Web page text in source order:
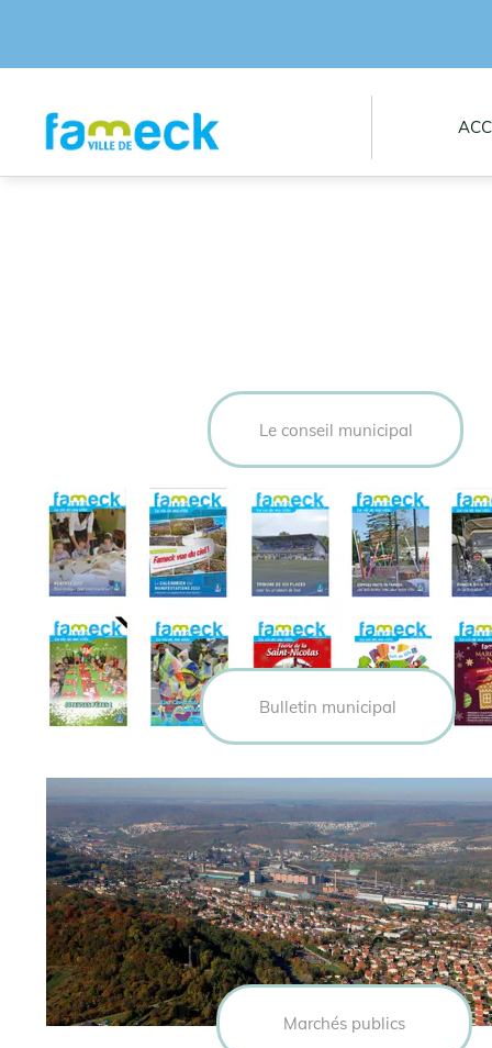
Le conseil municipal
Bulletin municipal
Marchés publics